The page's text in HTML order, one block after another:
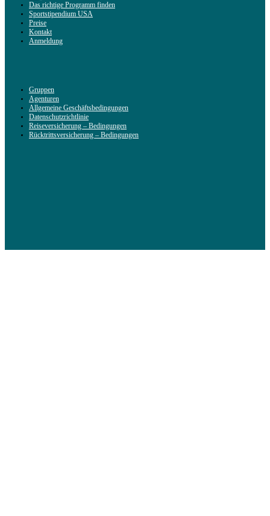
Das richtige Programm finden
Sportstipendium USA
Preise
Kontakt
Anmeldung
Gruppen
Agenturen
Allgemeine Geschäftsbedingungen
Datenschutzrichtlinie
Reiseversicherung – Bedingungen
Rücktrittsversicherung – Bedingungen